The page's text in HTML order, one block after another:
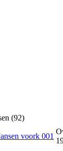
(92)